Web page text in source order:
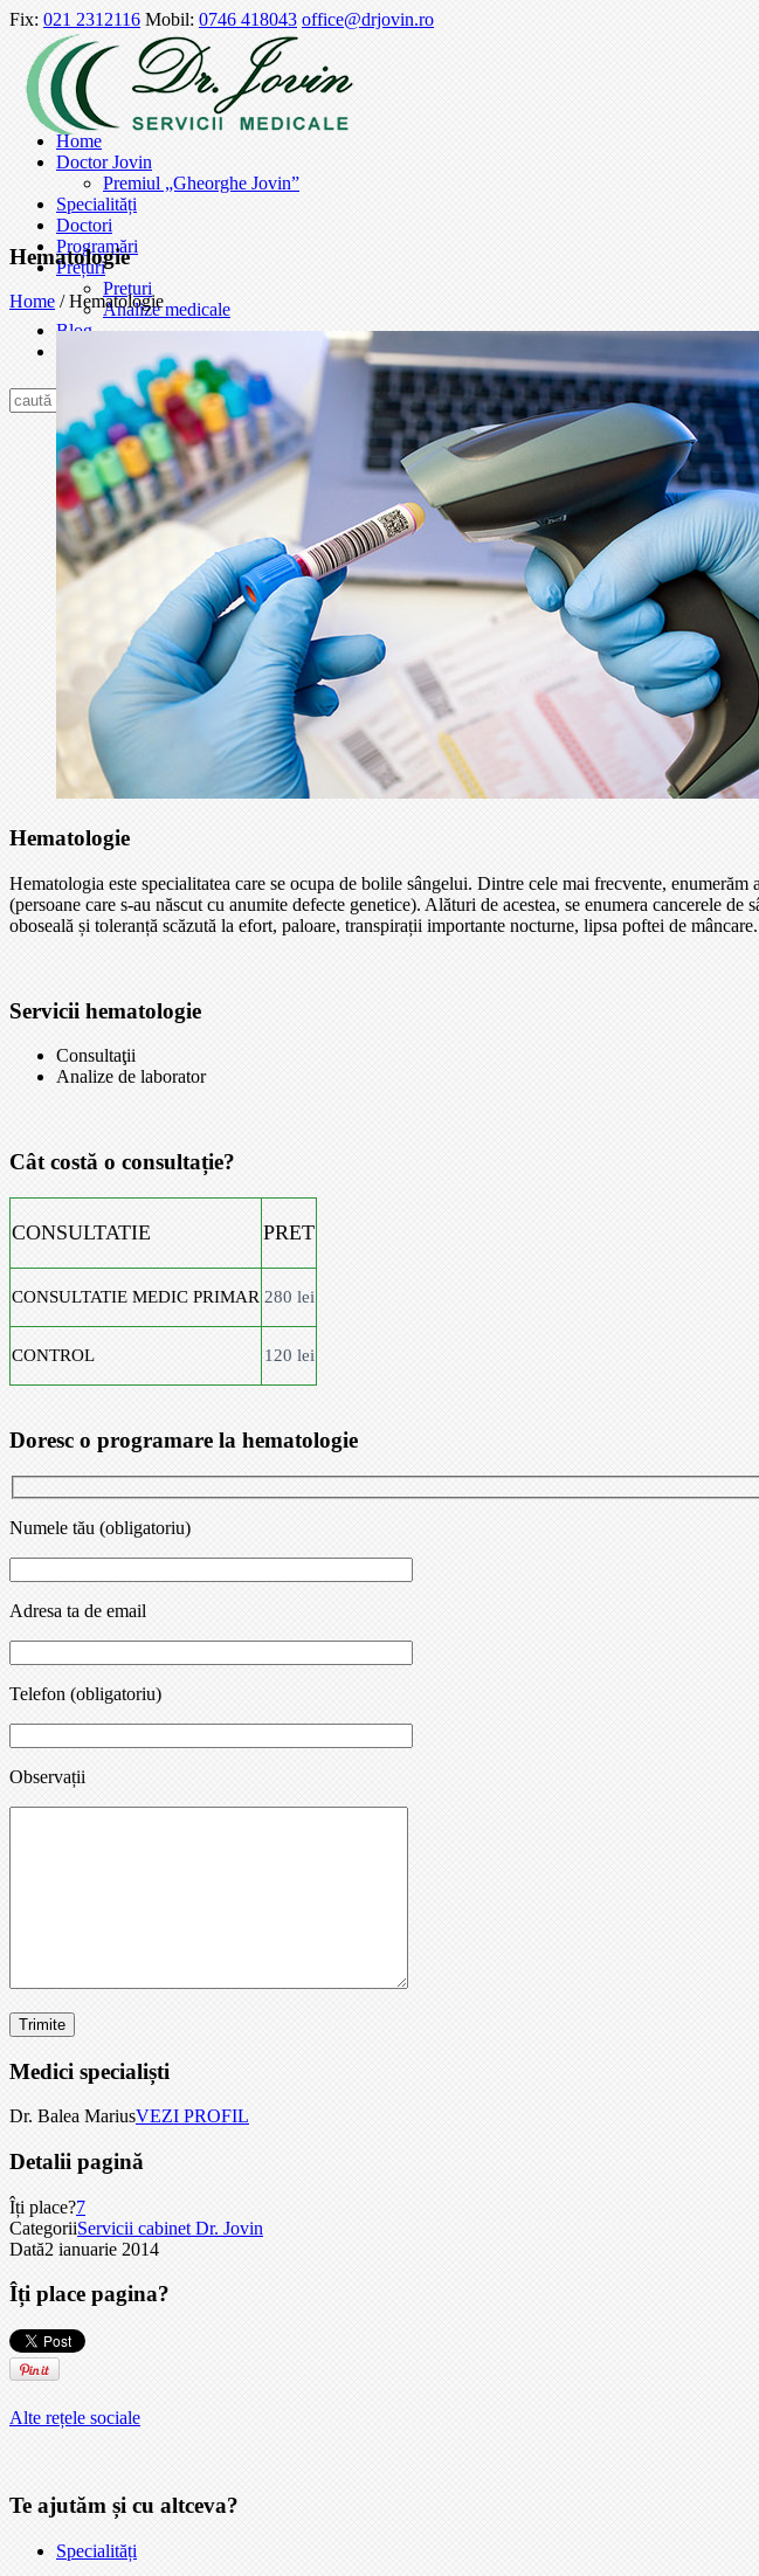
Fix: 021 2312116 Mobil: 0746 418043 office@drjovin.ro
Home
Doctor Jovin
Premiul „Gheorghe Jovin”
Specialități
Doctori
Programări
Prețuri
Prețuri
Analize medicale
Blog
Hematologie
Home /Hematologie
Hematologie
Hematologia este specialitatea care se ocupa de bolile sângelui. Dintre cele mai frecvente,
(persoane care s-au născut cu anumite defecte genetice). Alături de acestea, se enumera cancerele
oboseală și toleranță scăzută la efort, paloare, transpirații importante nocturne, lipsa poftei de mâncare.
Servicii hematologie
Consultaţii
Analize de laborator
Cât costă o consultație?
CONSULTATIE PRET
CONSULTATIE MEDIC PRIMAR 280 lei
CONTROL 120 lei
Doresc o programare la hematologie
Numele tău (obligatoriu)
Adresa ta de email
Telefon (obligatoriu)
Observații
Medici specialiști
Dr. Balea MariusVEZI PROFIL
Detalii pagină
Îți place?7
CategoriiServicii cabinet Dr. Jovin
Dată2 ianuarie 2014
Îți place pagina?
Alte rețele sociale
Te ajutăm și cu altceva?
Specialități